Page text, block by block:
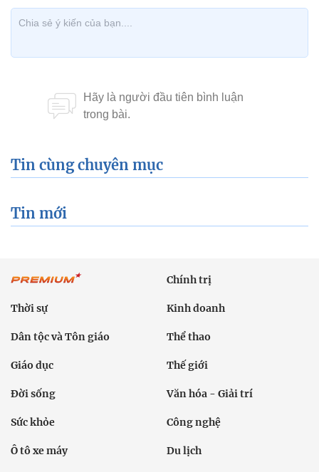
Tin cùng chuyên mục
Tin mới
Chính trị
Thời sự Kinh doanh
Dân tộc và Tôn giáo Thể thao
Giáo dục Thế giới
Đời sống Văn hóa - Giải trí
Sức khỏe Công nghệ
Ô tô xe máy Du lịch